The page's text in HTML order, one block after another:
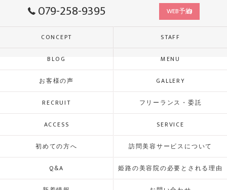
079-258-9395 WEB予約
CONCEPT STAFF
BLOG MENU
お客様の声 GALLERY
RECRUIT フリーランス・委託
ACCESS SERVICE
初めての方へ 訪問美容サービスについて
Q&A 姫路の美容院の必要とされる理由